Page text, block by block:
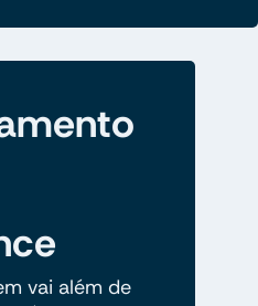
vai além de